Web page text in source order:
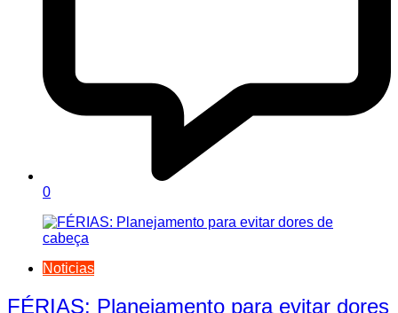
0
Noticias
FÉRIAS: Planejamento para evitar dores